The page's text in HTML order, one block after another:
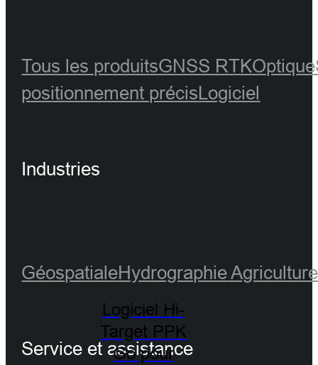
Logiciel Hi-
Target PPK
Go pour
Tous les produitsGNSS RTKOptique
positionnement précisLogiciel
Industries
GéospatialeHydrographieAgriculture
Service et assistance